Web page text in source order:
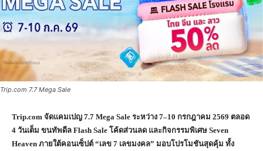
Trip.com 7.7 Mega Sale
Trip.com จัดแคมเปญ 7.7 Mega Sale ระหว่าง 7–10 กรกฎาคม 2569 ตลอด
4 วันเต็ม ขนทัพดีล Flash Sale โค้ดส่วนลด และกิจกรรมพิเศษ Seven
Heaven ภายใต้คอนเซ็ปต์ “เลข 7 เลขมงคล” มอบโปรโมชันสุดคุ้ม ทั้ง